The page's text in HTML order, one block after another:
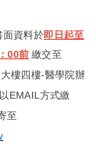
面資料於即日起至
00前 繳交至
樓四樓-醫學院辦
EMAIL方式繳
至